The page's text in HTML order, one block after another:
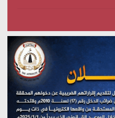
حول جرائم تحالف العدوان